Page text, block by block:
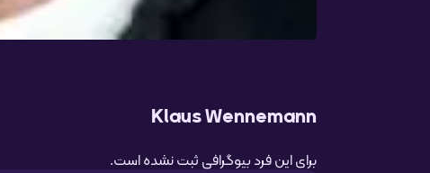
Klaus Wennemann
برای این فرد بیوگرافی ثبت نشده است.